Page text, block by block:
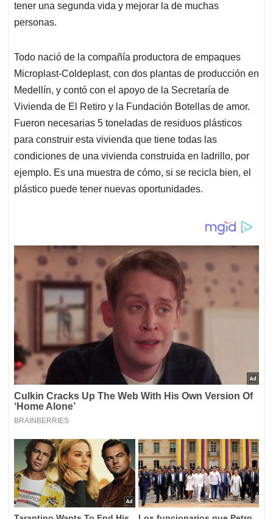
tener una segunda vida y mejorar la de muchas
personas.
Todo nació de la compañía productora de empaques
Microplast-Coldeplast, con dos plantas de producción en
Medellín, y contó con el apoyo de la Secretaría de
Vivienda de El Retiro y la Fundación Botellas de amor.
Fueron necesarias 5 toneladas de residuos plásticos
para construir esta vivienda que tiene todas las
condiciones de una vivienda construida en ladrillo, por
ejemplo. Es una muestra de cómo, si se recicla bien, el
plástico puede tener nuevas oportunidades.